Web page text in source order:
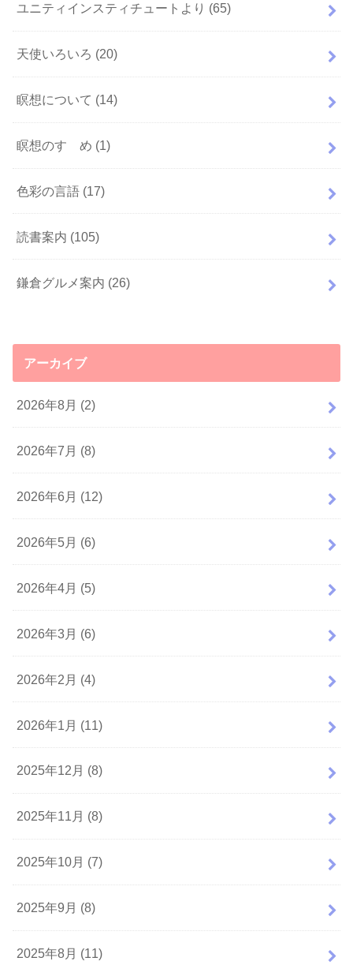
ユニティインスティチュートより (65)
天使いろいろ (20)
瞑想について (14)
瞑想のすゝめ (1)
色彩の言語 (17)
読書案内 (105)
鎌倉グルメ案内 (26)
アーカイブ
2026年8月 (2)
2026年7月 (8)
2026年6月 (12)
2026年5月 (6)
2026年4月 (5)
2026年3月 (6)
2026年2月 (4)
2026年1月 (11)
2025年12月 (8)
2025年11月 (8)
2025年10月 (7)
2025年9月 (8)
2025年8月 (11)